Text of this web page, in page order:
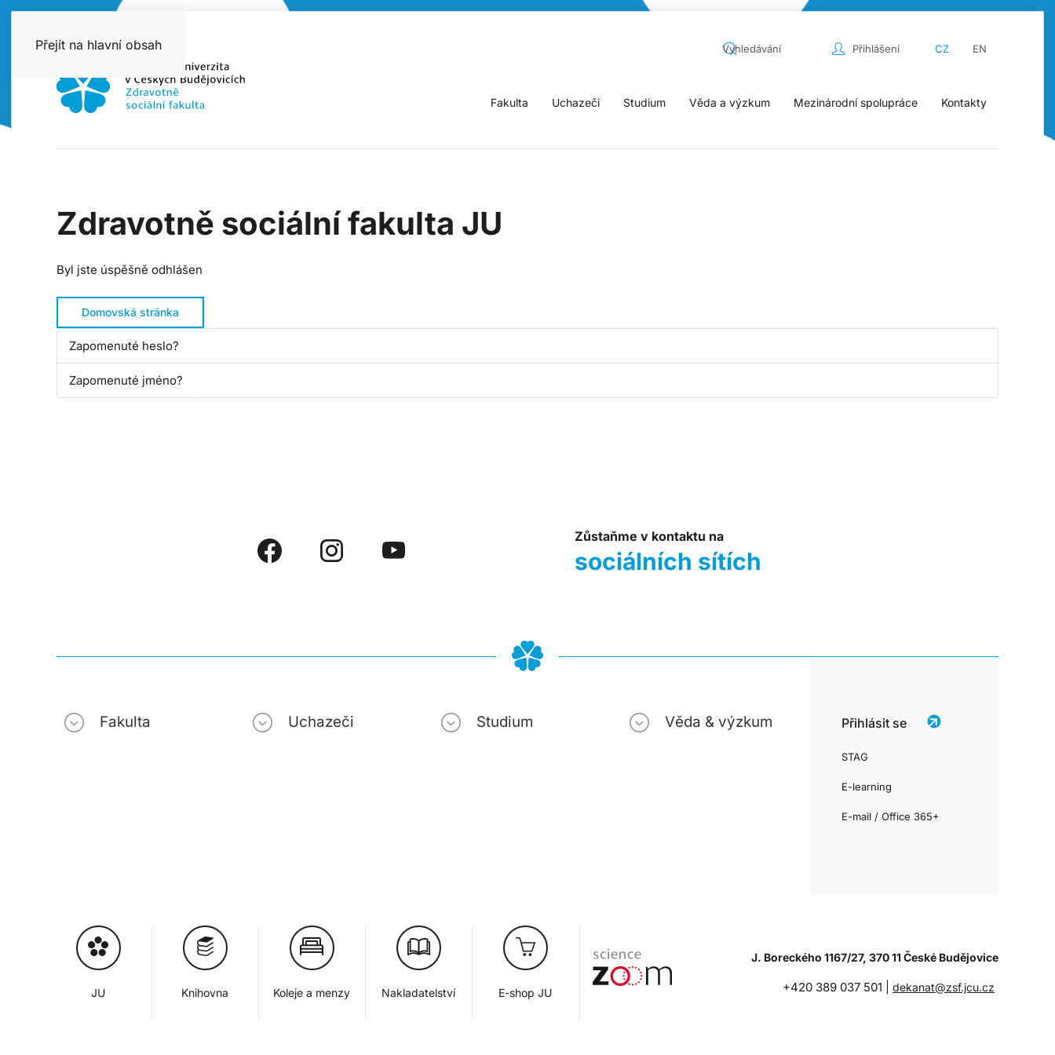
Přejít na hlavní obsah Přihlášení CZ EN
Fakulta Uchazeči Studium Věda a výzkum Mezinárodní spolupráce Kontakty
Zdravotně sociální fakulta JU
Byl jste úspěšně odhlášen
Domovská stránka
Zapomenuté heslo?
Zapomenuté jméno?
Zůstaňme v kontaktu na
sociálních sítích
Fakulta Uchazeči Studium Věda & výzkum Přihlásit se
STAG
E-learning
E-mail / Office 365+
JU Knihovna Koleje a menzy Nakladatelství E-shop JU
J. Boreckého 1167/27, 370 11 České Budějovice
+420 389 037 501 |dekanat@zsf.jcu.cz